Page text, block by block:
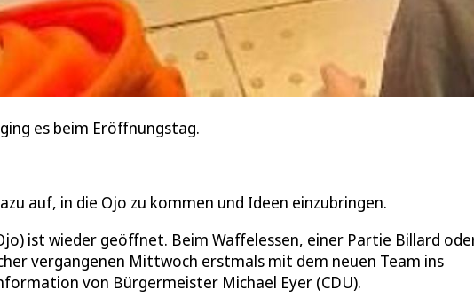
es beim Eröffnungstag.
auf, in die Ojo zu kommen und Ideen einzubringen.
ist wieder geöffnet. Beim Waffelessen, einer Partie Billard
vergangenen Mittwoch erstmals mit dem neuen Team ins
von Bürgermeister Michael Eyer (CDU).